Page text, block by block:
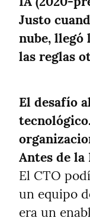
Justo
nube, llegó
las reglas
El desafío
Antes de la
El CTO
un equipo
era un